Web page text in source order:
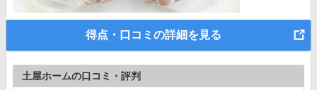
得点・口コミの詳細を見る
土屋ホームの口コミ・評判